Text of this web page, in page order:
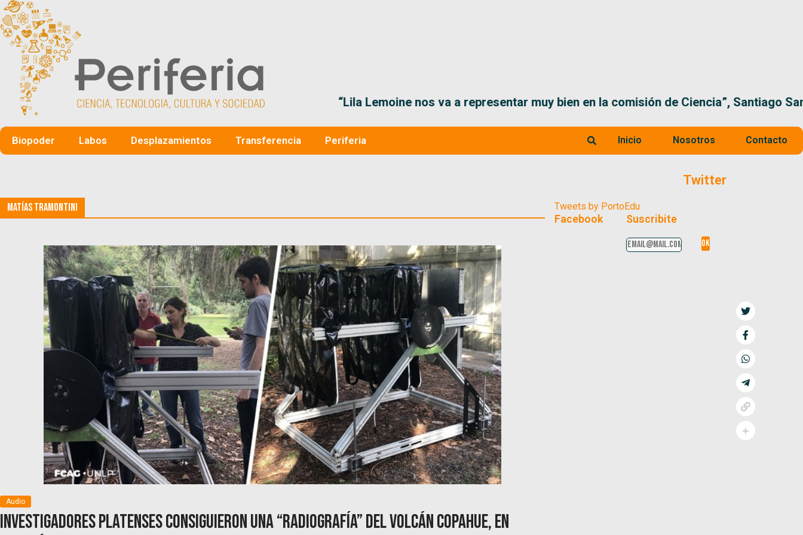
“Lila Lemoine nos va a representar muy bien en la comisión de Ciencia”, Santiago Santurio
Biopoder Labos Desplazamientos Transferencia Periferia Inicio Nosotros Contacto
Matías Tramontini
Audio
Investigadores platenses consiguieron una “radiografía” del volcán Copahue, en
Twitter
Tweets by PortoEdu
Facebook Suscribite